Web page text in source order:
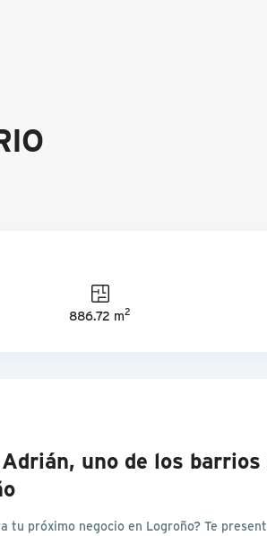
886.72 m2
uno de los barrios
tu próximo negocio en Logroño? Te